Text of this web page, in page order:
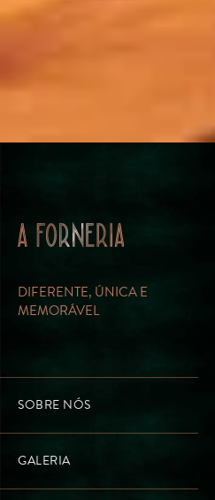
DIFERENTE, ÚNICA E
MEMORÁVEL
SOBRE NÓS
GALERIA